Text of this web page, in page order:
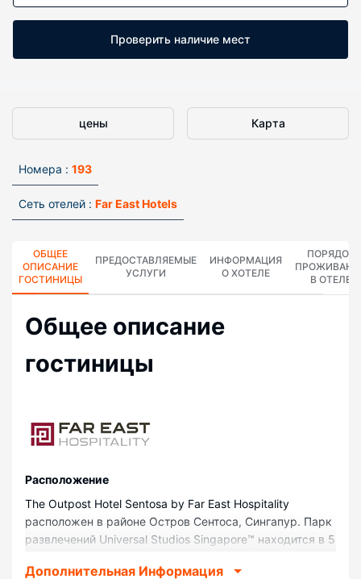
Проверить наличие мест
цены Карта
Номера : 193
Сеть отелей : Far East Hotels
ОБЩЕЕ
ОПИСАНИЕ
ГОСТИНИЦЫ
ПРЕДОСТАВЛЯЕМЫЕ
УСЛУГИ
ИНФОРМАЦИЯ
О ХОТЕЛЕ
ПОРЯДОК
В ОТЕЛЕ
Общее описание
гостиницы
Pасположение
The Outpost Hotel Sentosa by Far East Hospitality
расположен в районе Остров Сентоса, Сингапур. Парк
развлечений Universal Studios Singapore™ находится в 5
езды. Отель класса «люкс» — вариант с прекрасным
Дополнительная Информация